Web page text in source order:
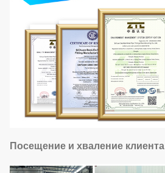
Посещение и хваление клиента